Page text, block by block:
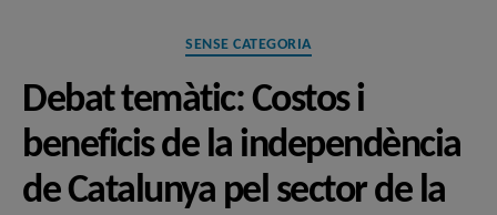
Categories
SENSE CATEGORIA
Debat temàtic: Costos i
beneficis de la independència
de Catalunya pel sector de la